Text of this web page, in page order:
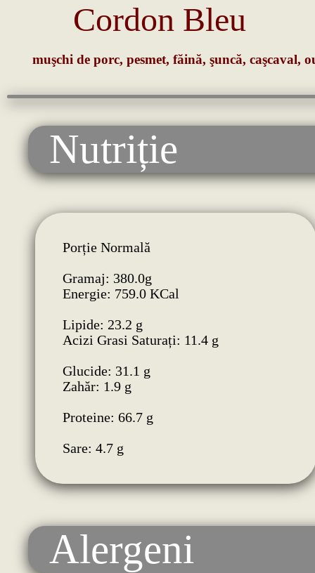
Cordon Bleu
muşchi de porc, pesmet, făină, şuncă, caşcaval,
Nutriție
Porție Normală
Gramaj: 380.0g
Energie: 759.0 KCal
Lipide: 23.2 g
Acizi Grasi Saturați: 11.4 g
Glucide: 31.1 g
Zahăr: 1.9 g
Proteine: 66.7 g
Sare: 4.7 g
Alergeni